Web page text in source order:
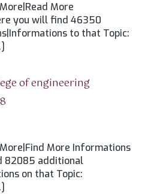
More
you will find 46350
to that Topic:
of engineering
More Informations
82085 additional
on that Topic: